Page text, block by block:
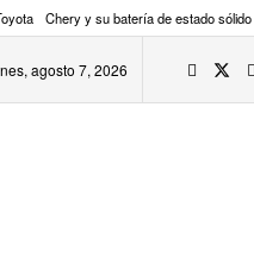
Chery y su batería de estado sólido
agosto 7, 2026